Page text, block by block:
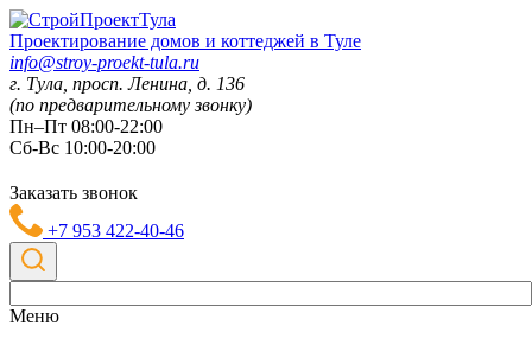
Проектирование домов и коттеджей в Туле
info@stroy-proekt-tula.ru
г. Тула, просп. Ленина, д. 136
(по предварительному звонку)
Пн–Пт 08:00-22:00
Сб-Вс 10:00-20:00
Заказать звонок
+7 953 422-40-46
Меню